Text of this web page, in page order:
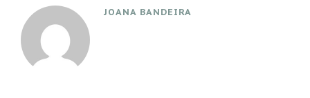
JOANA BANDEIRA